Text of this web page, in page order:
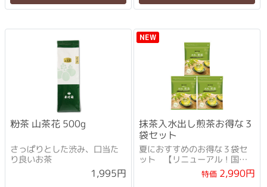
粉茶 山茶花 500g
さっぱりとした渋み、口当た
り良いお茶
1,995円
NEW
抹茶入水出し煎茶お得な３
袋セット
夏におすすめのお得な３袋セ
ット 【リニューアル！国産
抹茶+厳選茶葉配合になりまし
特価2,990円